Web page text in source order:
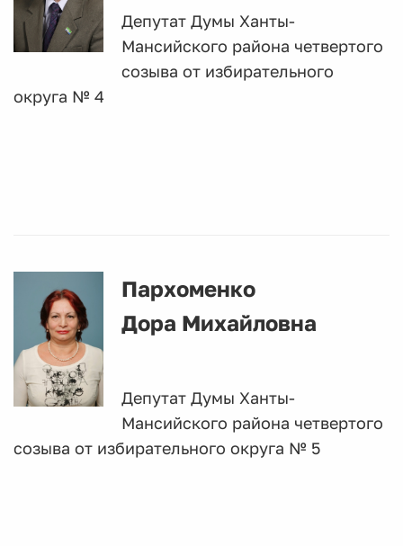
Депутат Думы Ханты-
Мансийского района четвертого
созыва от избирательного
округа № 4
Пархоменко
Дора Михайловна
Депутат Думы Ханты-
Мансийского района четвертого
созыва от избирательного округа № 5